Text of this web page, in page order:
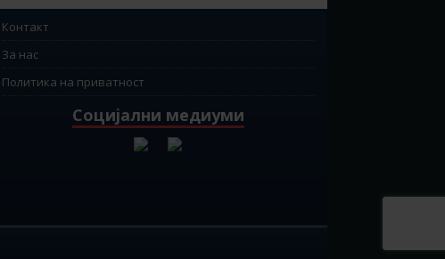
Контакт
За нас
Политика на приватност
Социјални медиуми